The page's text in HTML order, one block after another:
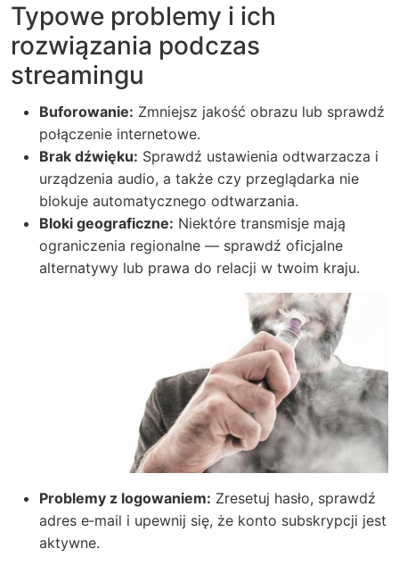
Typowe problemy i ich
rozwiązania podczas
streamingu
Buforowanie: Zmniejsz jakość obrazu lub sprawdź
połączenie internetowe.
Brak dźwięku: Sprawdź ustawienia odtwarzacza i
urządzenia audio, a także czy przeglądarka nie
blokuje automatycznego odtwarzania.
Bloki geograficzne: Niektóre transmisje mają
ograniczenia regionalne — sprawdź oficjalne
alternatywy lub prawa do relacji w twoim kraju.
Problemy z logowaniem: Zresetuj hasło, sprawdź
adres e‑mail i upewnij się, że konto subskrypcji jest
aktywne.